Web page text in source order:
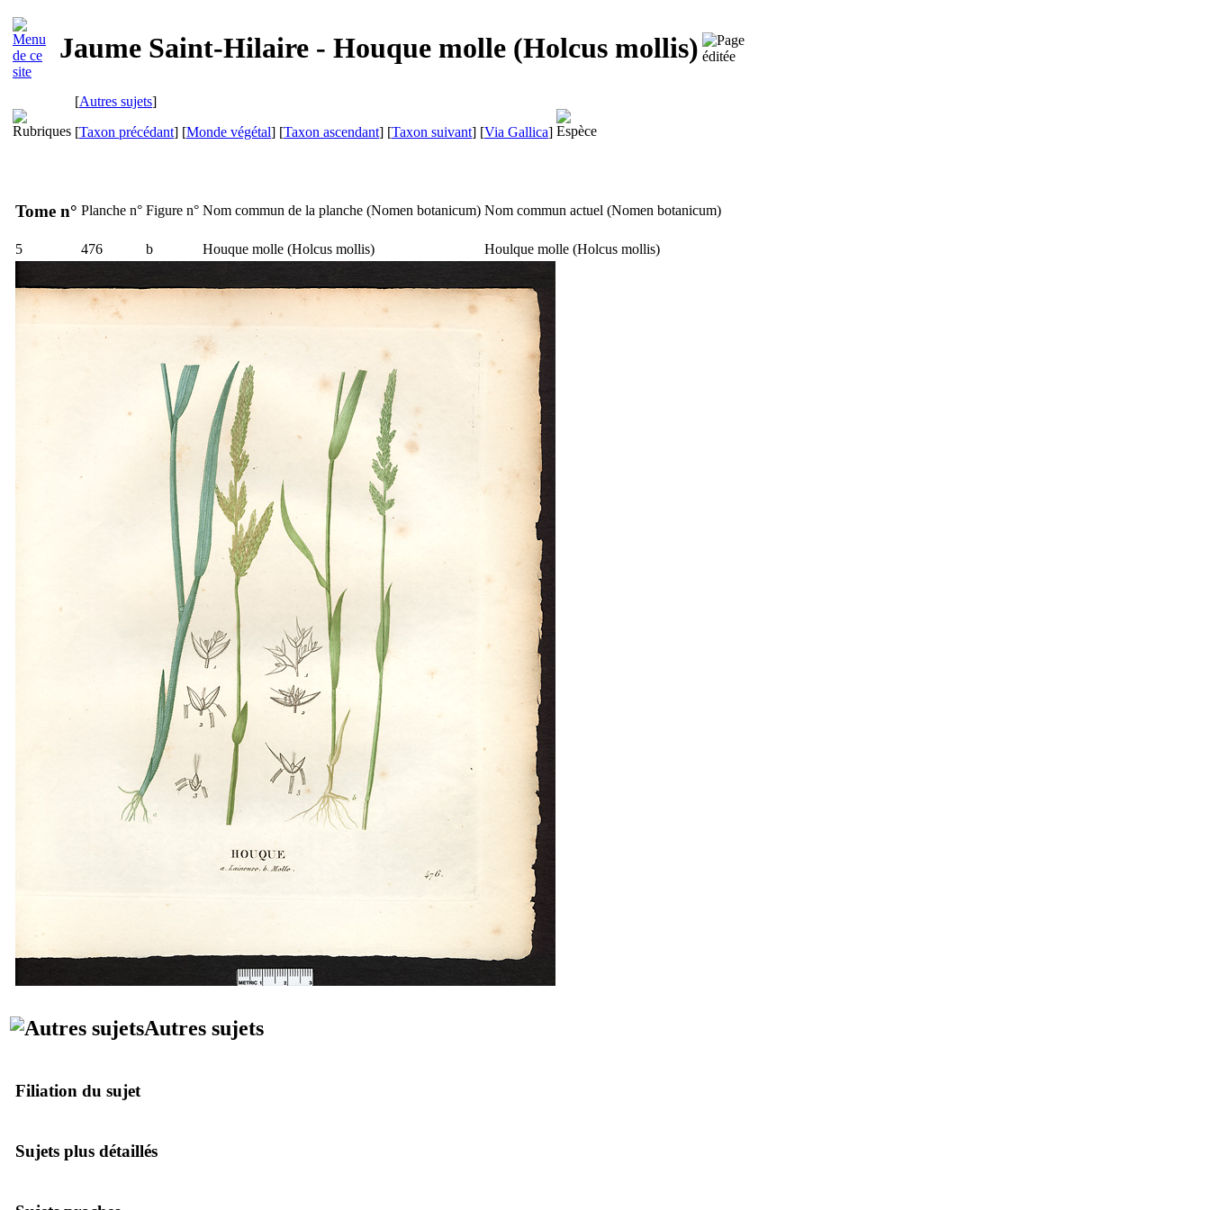
Jaume Saint-Hilaire - Houque molle (Holcus mollis)
[Autres sujets]
[Taxon précédant] [Monde végétal] [Taxon ascendant] [Taxon suivant] [Via Gallica]
Tome n° Planche n° Figure n° Nom commun de la planche (Nomen botanicum) Nom commun actuel (Nomen botanicum)
5 476 b Houque molle (Holcus mollis) Houlque molle (Holcus mollis)
Autres sujets
Filiation du sujet
Sujets plus détaillés